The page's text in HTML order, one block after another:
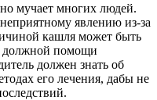
мучает многих людей.
явлению из-за
кашля может быть
должной помощи
должен знать об
его лечения, дабы не